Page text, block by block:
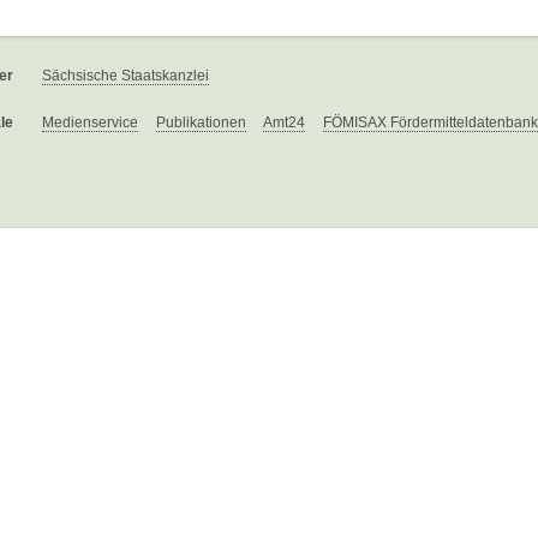
Sächsische Staatskanzlei
Medienservice Publikationen Amt24 FÖMISAX Fördermitteldatenbank